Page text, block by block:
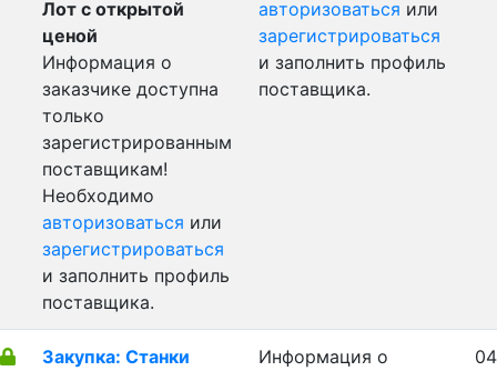
Лот с открытой
ценой
Информация о
заказчике доступна
только
зарегистрированным
поставщикам!
Необходимо
авторизоваться или
зарегистрироваться
и заполнить профиль
поставщика.
авторизоваться или
зарегистрироваться
и заполнить профиль
поставщика.
Закупка: Станки
Информация о